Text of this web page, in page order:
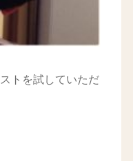
トを試していただ